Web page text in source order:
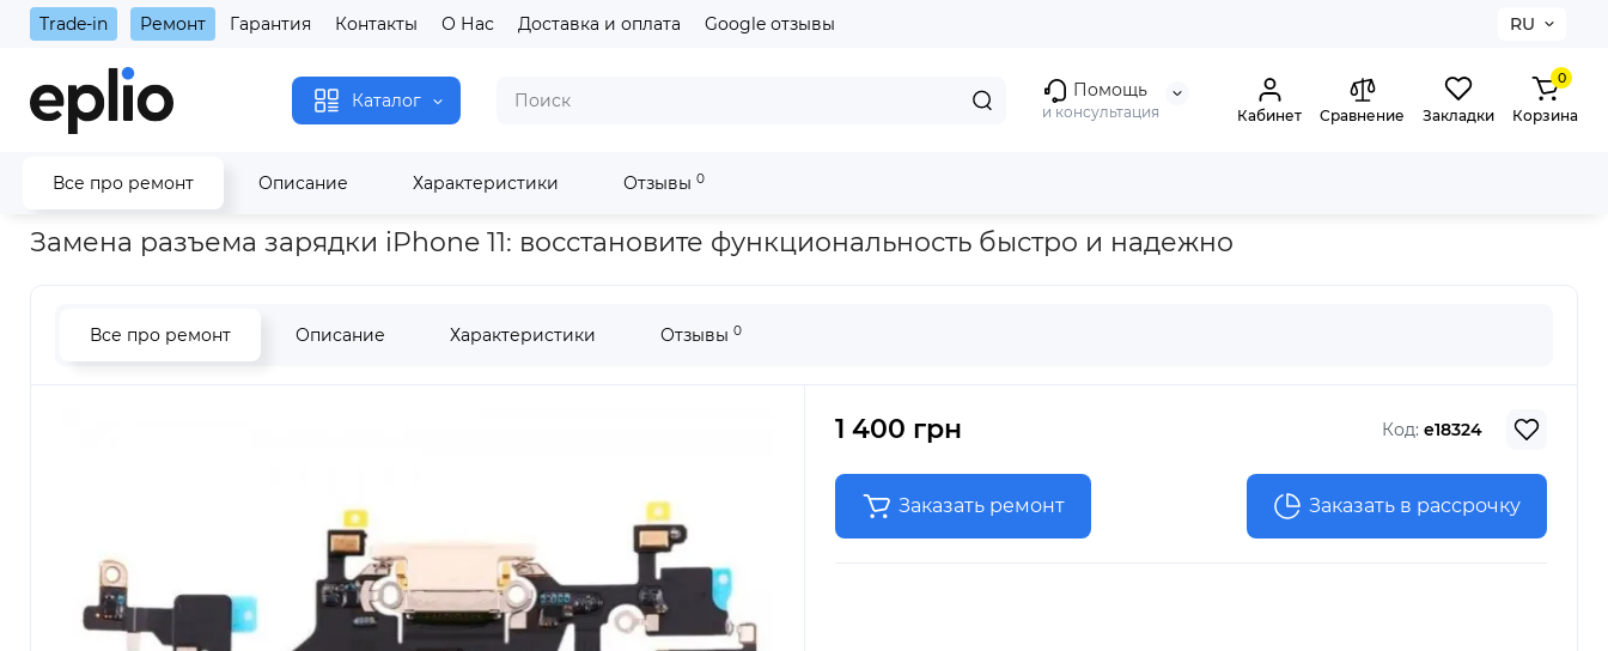
Trade-in Ремонт Гарантия Контакты О Нас Доставка и оплата Google отзывы RU
Каталог Помощь
и консультация Кабинет Сравнение Закладки
0
Корзина
Все про ремонт Описание Характеристики Отзывы 0
Главная Замена разъема для зарядки iPhone 11
Замена разъема зарядки iPhone 11: восстановите функциональность быстро и надежно
Все про ремонт Описание Характеристики Отзывы 0
1 400 грн Код: e18324
Заказать ремонт Заказать в рассрочку